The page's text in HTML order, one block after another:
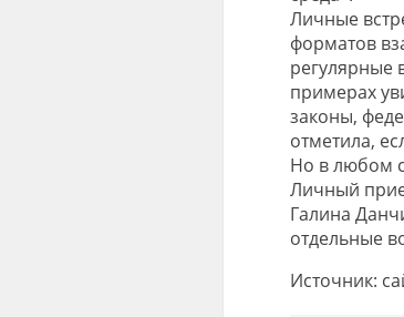
Личные
форматов
регулярные
примерах
законы,
отметила,
Но в любом
Личный
Галина
отдельные
Источник: